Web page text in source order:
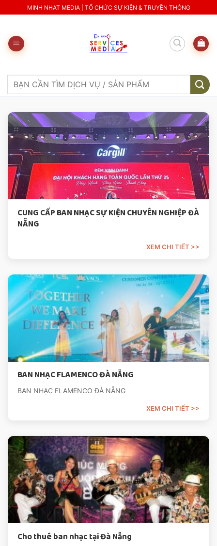
to
MINH NHAT MEDIA | TỔ CHỨC SỰ KIỆN & TRUYỀN THÔNG
Search
CUNG CẤP BAN NHẠC SỰ KIỆN CHUYÊN NGHIỆP ĐÀ
NẴNG
BAN NHẠC FLAMENCO ĐÀ NẴNG
BAN NHẠC FLAMENCO ĐÀ NẴNG
Cho thuê ban nhạc tại Đà Nẵng